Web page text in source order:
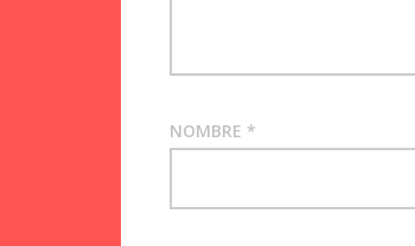
NOMBRE *